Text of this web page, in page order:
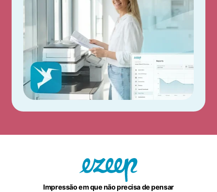
Impressão em que não precisa de pensar